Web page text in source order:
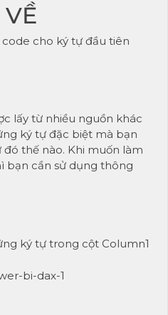
cho ký tự đầu tiên
lấy từ nhiều nguồn khác
ký tự đặc biệt mà bạn
thế nào. Khi muốn làm
bạn cần sử dụng thông
ký tự trong cột Column1